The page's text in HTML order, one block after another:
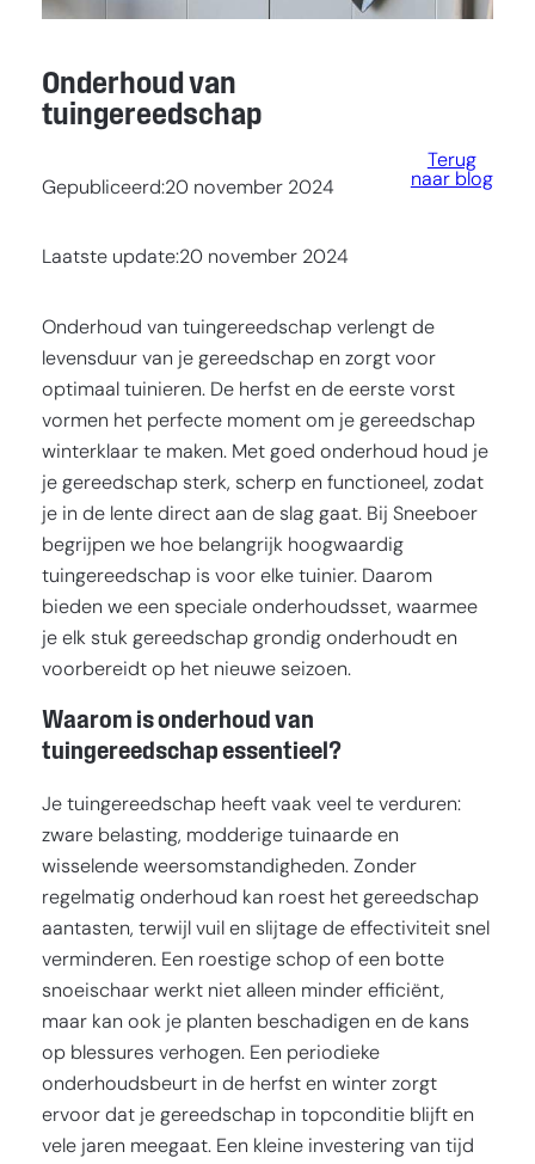
Onderhoud van
tuingereedschap
Gepubliceerd:20 november 2024
Laatste update:20 november 2024
Terug
naar blog
Onderhoud van tuingereedschap verlengt de
levensduur van je gereedschap en zorgt voor
optimaal tuinieren. De herfst en de eerste vorst
vormen het perfecte moment om je gereedschap
winterklaar te maken. Met goed onderhoud houd je
je gereedschap sterk, scherp en functioneel, zodat
je in de lente direct aan de slag gaat. Bij Sneeboer
begrijpen we hoe belangrijk hoogwaardig
tuingereedschap is voor elke tuinier. Daarom
bieden we een speciale onderhoudsset, waarmee
je elk stuk gereedschap grondig onderhoudt en
voorbereidt op het nieuwe seizoen.
Waarom is onderhoud van
tuingereedschap essentieel?
Je tuingereedschap heeft vaak veel te verduren:
zware belasting, modderige tuinaarde en
wisselende weersomstandigheden. Zonder
regelmatig onderhoud kan roest het gereedschap
aantasten, terwijl vuil en slijtage de effectiviteit snel
verminderen. Een roestige schop of een botte
snoeischaar werkt niet alleen minder efficiënt,
maar kan ook je planten beschadigen en de kans
op blessures verhogen. Een periodieke
onderhoudsbeurt in de herfst en winter zorgt
ervoor dat je gereedschap in topconditie blijft en
vele jaren meegaat. Een kleine investering van tijd